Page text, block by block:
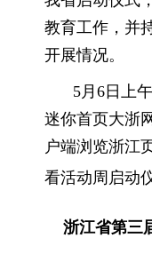
教育工作，并
开展情况。
5月6日上
迷你首页大浙
户端浏览浙江
看活动周启动
浙江省第三